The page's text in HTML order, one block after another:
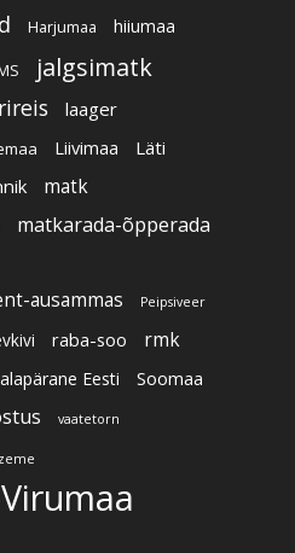
Harjumaa hiiumaa
jalgsimatk
laager
Liivimaa
Läti
matk
matkarada-õpperada
ausammas Peipsiveer
raba-soo rmk
Eesti Soomaa
vaatetorn